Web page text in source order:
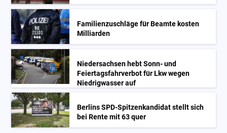
Familienzuschläge für Beamte kosten
Milliarden
Niedersachsen hebt Sonn- und
Feiertagsfahrverbot für Lkw wegen
Niedrigwasser auf
Berlins SPD-Spitzenkandidat stellt sich
bei Rente mit 63 quer